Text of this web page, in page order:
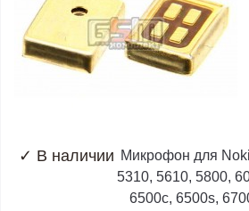
✓ В наличии Микрофон для
5310, 5610, 5800,
6500c, 6500s,